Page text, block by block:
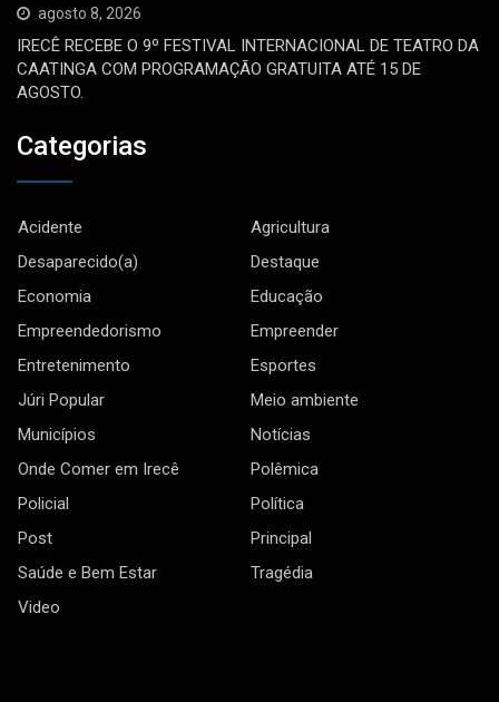
agosto 8, 2026
IRECÊ RECEBE O 9º FESTIVAL INTERNACIONAL DE TEATRO DA
CAATINGA COM PROGRAMAÇÃO GRATUITA ATÉ 15 DE
AGOSTO.
Categorias
Acidente
Agricultura
Desaparecido(a)
Destaque
Economia
Educação
Empreendedorismo
Empreender
Entretenimento
Esportes
Júri Popular
Meio ambiente
Municípios
Notícias
Onde Comer em Irecê
Polêmica
Policial
Política
Post
Principal
Saúde e Bem Estar
Tragédia
Video